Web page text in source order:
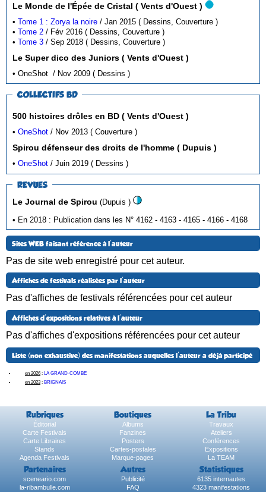
Le Monde de l'Épée de Cristal ( Vents d'Ouest )
•Tome 1 : Zorya la noire
/ Jan 2015 ( Dessins, Couverture )
•Tome 2
/ Fév 2016 ( Dessins, Couverture )
•Tome 3 / Sep 2018 ( Dessins, Couverture )
Le Super dico des Juniors ( Vents d'Ouest )
• OneShot / Nov 2009 ( Dessins )
COLLECTIFS BD
500 histoires drôles en BD ( Vents d'Ouest )
•OneShot / Nov 2013 ( Couverture )
Spirou défenseur des droits de l'homme ( Dupuis )
•OneShot / Juin 2019 ( Dessins )
REVUES
Le Journal de Spirou
(Dupuis )
• En 2018 : Publication dans les N° 4162 - 4163 - 4165 - 4166 - 4168
Sites WEB faisant référence à l'auteur
Pas de site web enregistré pour cet auteur.
Affiches de festivals réalisées par l'auteur
Pas d'affiches de festivals référencées pour cet auteur
Affiches d'expositions relatives à l'auteur
Pas d'affiches d'expositions référencées pour cet auteur
Liste (non exhaustive) des manifestations auquelles l'auteur a déjà participé
en 2026 : LA GRAND-COMBE
en 2023 : BRIGNAIS
Rubriques Boutiques La Tribu
Éditorial Albums
Travaux
Carte Festivals
Fanzines
Ateliers
Carte Libraires
Posters
Conférences
Stands
Cartes-postales
Expositions
Agenda Festivals
Marque-pages La TEAM
Partenaires Autres Statistiques
sceneario.com Publicité
6135 internautes
la-ribambulle.com
FAQ
4323 manifestations